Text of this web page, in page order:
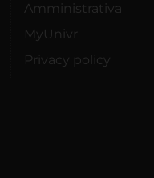
Amministrativa
MyUnivr
Privacy policy